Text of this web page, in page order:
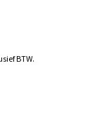
BTW.